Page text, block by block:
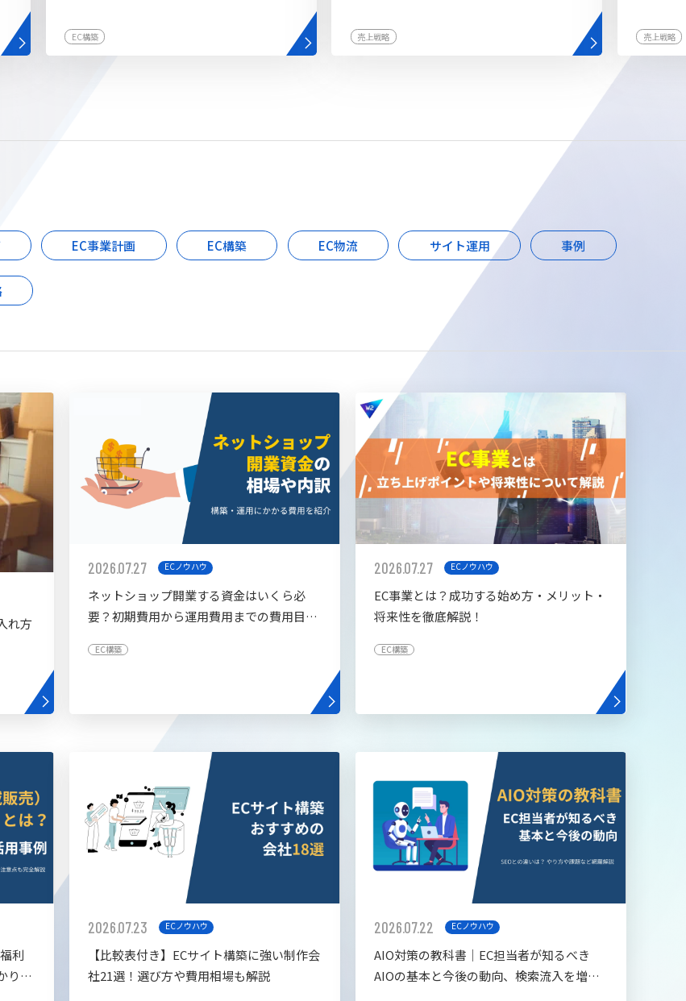
EC構築 売上戦略 売上戦略
EC事業計画 EC構築 EC物流 サイト運用 事例
れ方
2026.07.27 ECノウハウ
ネットショップ開業する資金はいくら必
要？初期費用から運用費用までの費用目安
EC構築
2026.07.27 ECノウハウ
EC事業とは？成功する始め方・メリット・
将来性を徹底解説！
EC構築
利
りや
2026.07.23 ECノウハウ
【比較表付き】ECサイト構築に強い制作会
社21選！選び方や費用相場も解説
2026.07.22 ECノウハウ
AIO対策の教科書│EC担当者が知るべき
AIOの基本と今後の動向、検索流入を増や